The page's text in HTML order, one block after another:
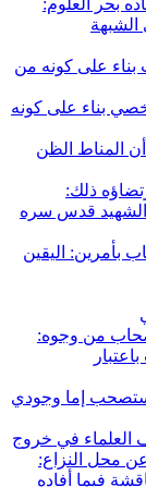
على كونه من
بناء على كونه
المناط الظن
ذلك:
قدس سره
اليقين
من وجوه:
إما وجودي
في خروج
محل النزاع:
فيما أفاده